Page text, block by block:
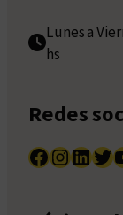
Lunes a
hs
Redes
Facebook InstagramLinkedIn Twitter YouTube